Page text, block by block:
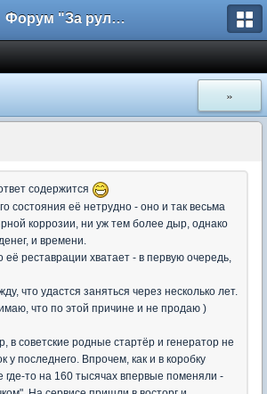
Форум "За рулем"
»
содержится
состояния её нетрудно - оно и так весьма
коррозии, ни уж тем более дыр, однако
и времени.
реставрации хватает - в первую очередь,
что удастся заняться через несколько лет.
что по этой причине и не продаю )
в советские родные стартёр и генератор не
у последнего. Впрочем, как и в коробку
то на 160 тысячах впервые поменяли -